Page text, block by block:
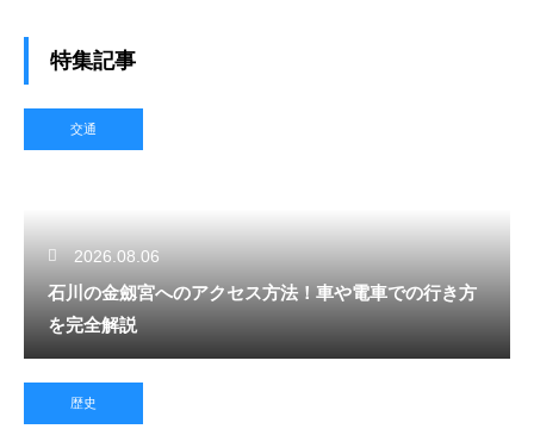
特集記事
交通
2026.08.06
石川の金劔宮へのアクセス方法！車や電車での行き方
を完全解説
歴史